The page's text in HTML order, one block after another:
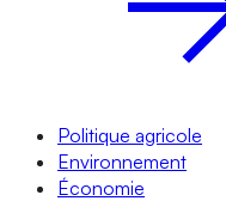
Politique agricole
Environnement
Économie